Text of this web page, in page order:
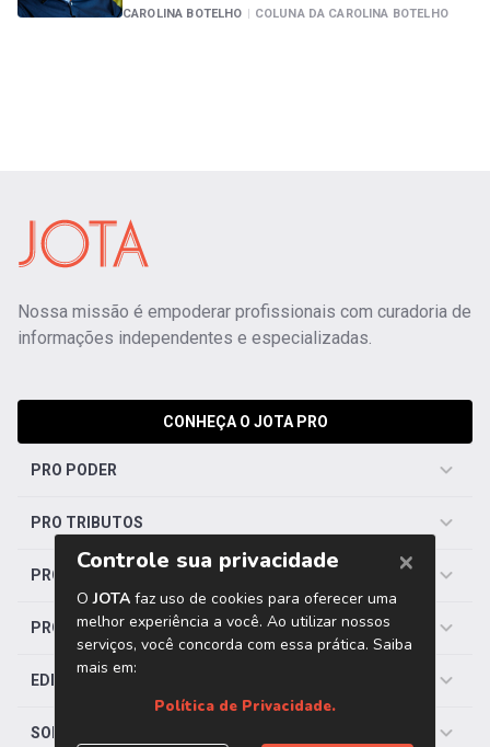
CAROLINA BOTELHO | COLUNA DA CAROLINA BOTELHO
Nossa missão é empoderar profissionais com curadoria de
informações independentes e especializadas.
CONHEÇA O JOTA PRO
PRO PODER
PRO TRIBUTOS
PRO TRABALHISTA
PRO SAÚDE
EDITORIAS
SOBRE O JOTA